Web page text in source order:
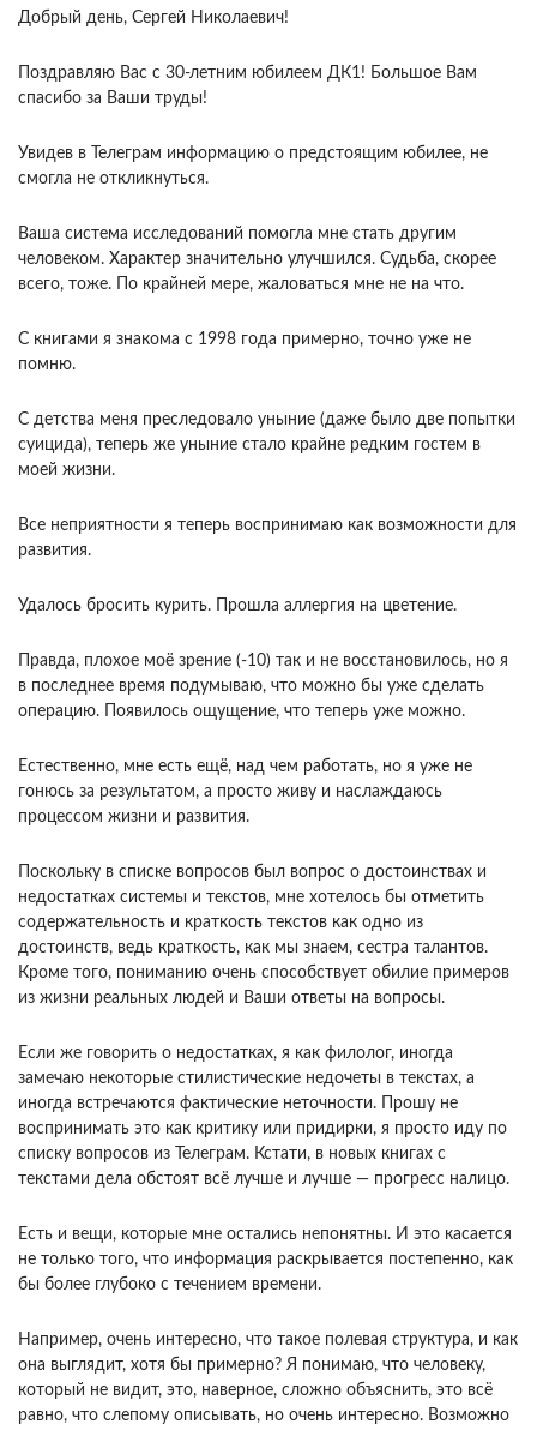
Добрый день, Сергей Николаевич!
Поздравляю Вас с 30-летним юбилеем ДК1! Большое Вам
спасибо за Ваши труды!
Увидев в Телеграм информацию о предстоящим юбилее, не
смогла не откликнуться.
Ваша система исследований помогла мне стать другим
человеком. Характер значительно улучшился. Судьба, скорее
всего, тоже. По крайней мере, жаловаться мне не на что.
С книгами я знакома с 1998 года примерно, точно уже не
помню.
С детства меня преследовало уныние (даже было две попытки
суицида), теперь же уныние стало крайне редким гостем в
моей жизни.
Все неприятности я теперь воспринимаю как возможности для
развития.
Удалось бросить курить. Прошла аллергия на цветение.
Правда, плохое моё зрение (-10) так и не восстановилось, но я
в последнее время подумываю, что можно бы уже сделать
операцию. Появилось ощущение, что теперь уже можно.
Естественно, мне есть ещё, над чем работать, но я уже не
гонюсь за результатом, а просто живу и наслаждаюсь
процессом жизни и развития.
Поскольку в списке вопросов был вопрос о достоинствах и
недостатках системы и текстов, мне хотелось бы отметить
содержательность и краткость текстов как одно из
достоинств, ведь краткость, как мы знаем, сестра талантов.
Кроме того, пониманию очень способствует обилие примеров
из жизни реальных людей и Ваши ответы на вопросы.
Если же говорить о недостатках, я как филолог, иногда
замечаю некоторые стилистические недочеты в текстах, а
иногда встречаются фактические неточности. Прошу не
воспринимать это как критику или придирки, я просто иду по
списку вопросов из Телеграм. Кстати, в новых книгах с
текстами дела обстоят всё лучше и лучше — прогресс налицо.
Есть и вещи, которые мне остались непонятны. И это касается
не только того, что информация раскрывается постепенно, как
бы более глубоко с течением времени.
Например, очень интересно, что такое полевая структура, и как
она выглядит, хотя бы примерно? Я понимаю, что человеку,
который не видит, это, наверное, сложно объяснить, это всё
равно, что слепому описывать, но очень интересно. Возможно